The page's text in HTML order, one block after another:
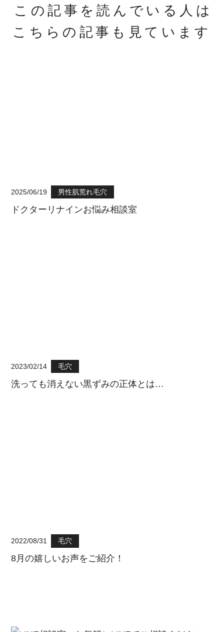
この記事を読んでいる人は
こちらの記事も見ています
2025/06/19 男性肌荒れ毛穴
ドクターリナインお悩み相談室
2023/02/14 毛穴
洗っても消えない黒ずみの正体とは…
2022/08/31 毛穴
8月の嬉しいお声をご紹介！